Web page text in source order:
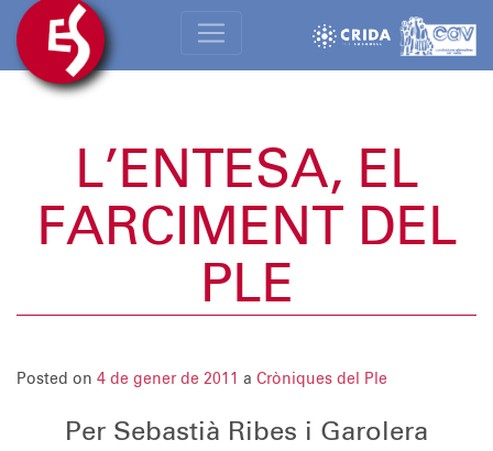
L’ENTESA, EL
FARCIMENT DEL
PLE
Posted on 4 de gener de 2011 a Cròniques del Ple
Per Sebastià Ribes i Garolera